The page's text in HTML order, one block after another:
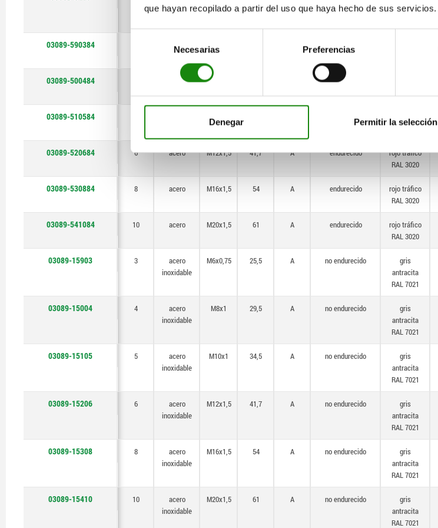
que hayan recopilado a partir del uso que haya hecho de sus servicios.
consentimiento
Necesarias Preferencias
Denegar Permitir la selección
antracita
03089-590384 acero M6x0,75 endurecido
03089-500484 acero M8x1 endurecido
03089-510584 M10x1 endurecido
rojo tráfico
RAL 3020
03089-520684 6 acero M12x1,5 41,7 A endurecido
rojo tráfico
RAL 3020
03089-530884 8 acero M16x1,5 54 A endurecido
rojo tráfico
RAL 3020
03089-541084 10 acero M20x1,5 61 A endurecido
rojo tráfico
RAL 3020
03089-15903 3
acero
inoxidable
M6x0,75 25,5 A no endurecido
gris
antracita
RAL 7021
03089-15004 4
acero
inoxidable
M8x1 29,5 A no endurecido
gris
antracita
RAL 7021
03089-15105 5
acero
inoxidable
M10x1 34,5 A no endurecido
gris
antracita
RAL 7021
03089-15206 6
acero
inoxidable
M12x1,5 41,7 A no endurecido
gris
antracita
RAL 7021
03089-15308 8
acero
inoxidable
M16x1,5 54 A no endurecido
gris
antracita
RAL 7021
03089-15410 10
acero
inoxidable
M20x1,5 61 A no endurecido
gris
antracita
RAL 7021